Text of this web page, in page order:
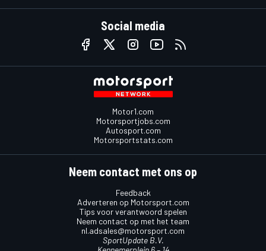
Social media
Motor1.com
Motorsportjobs.com
Autosport.com
Motorsportstats.com
Neem contact met ons op
Feedback
Adverteren op Motorsport.com
Tips voor verantwoord spelen
Neem contact op met het team
nl.adsales@motorsport.com
SportUpdate B.V.